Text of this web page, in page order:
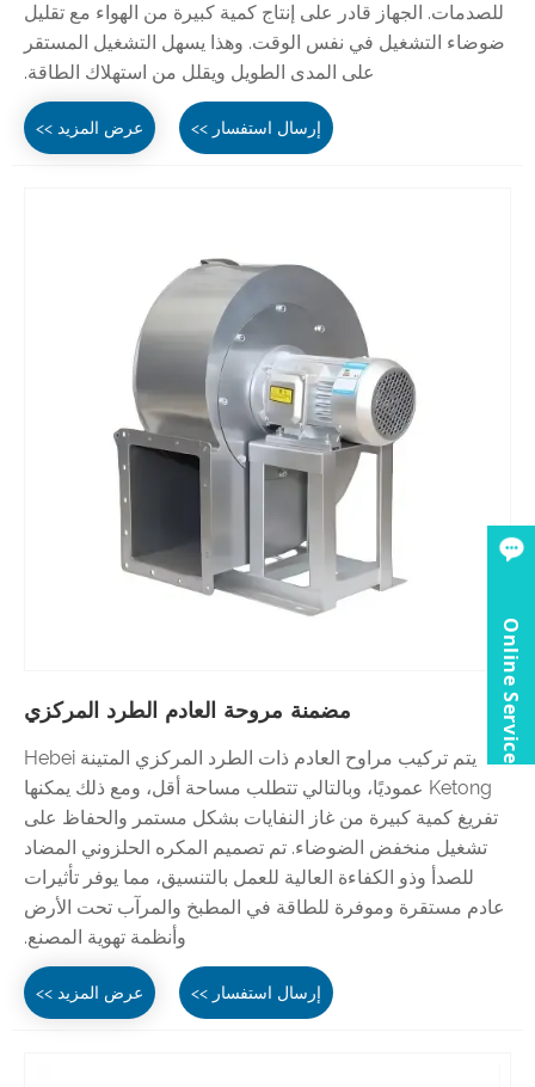
للصدمات. الجهاز قادر على إنتاج كمية كبيرة من الهواء مع تقليل
ضوضاء التشغيل في نفس الوقت. وهذا يسهل التشغيل المستقر
على المدى الطويل ويقلل من استهلاك الطاقة.
عرض المزيد >> إرسال استفسار >>
مضمنة مروحة العادم الطرد المركزي
يتم تركيب مراوح العادم ذات الطرد المركزي المتينة Hebei
Ketong عموديًا، وبالتالي تتطلب مساحة أقل، ومع ذلك يمكنها
تفريغ كمية كبيرة من غاز النفايات بشكل مستمر والحفاظ على
تشغيل منخفض الضوضاء. تم تصميم المكره الحلزوني المضاد
للصدأ وذو الكفاءة العالية للعمل بالتنسيق، مما يوفر تأثيرات
عادم مستقرة وموفرة للطاقة في المطبخ والمرآب تحت الأرض
وأنظمة تهوية المصنع.
عرض المزيد >> إرسال استفسار >>
Online Service